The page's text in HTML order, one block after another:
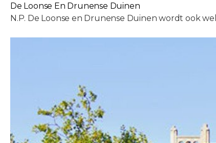
De Loonse En Drunense Duinen
N.P. De Loonse en Drunense Duinen wordt ook